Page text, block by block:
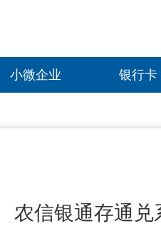
小微企业 银行卡
农信银通存通兑